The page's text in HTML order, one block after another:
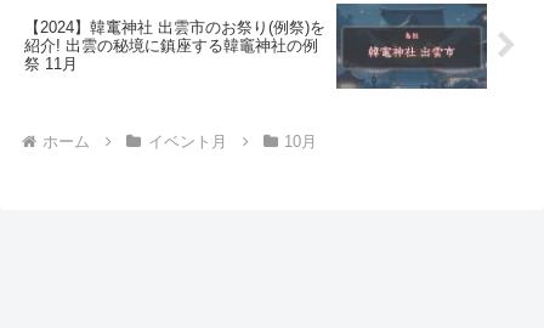
【2024】韓竃神社 出雲市のお祭り(例祭)を
紹介! 出雲の秘境に鎮座する韓竈神社の例
祭 11月
ホーム イベント月 10月